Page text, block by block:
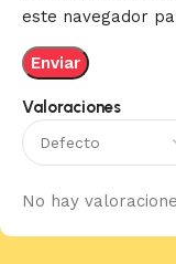
Valoraciones
No hay
este navegador